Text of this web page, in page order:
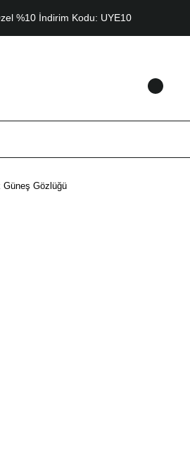
%10 İndirim Kodu: UYE10